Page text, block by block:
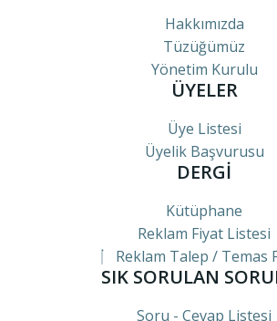
Hakkımızda
Tüzüğümüz
Yönetim Kurulu
ÜYELER
Üye Listesi
Üyelik Başvurusu
DERGİ
Kütüphane
Reklam Fiyat Listesi
Reklam Talep / Temas
SIK SORULAN
Soru - Cevap Listesi